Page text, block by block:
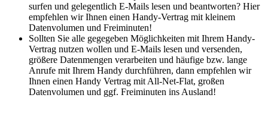
surfen und gelegentlich E-Mails lesen und beantworten? Hier
empfehlen wir Ihnen einen Handy-Vertrag mit kleinem
Datenvolumen und Freiminuten!
Sollten Sie alle gegegeben Möglichkeiten mit Ihrem Handy-
Vertrag nutzen wollen und E-Mails lesen und versenden,
größere Datenmengen verarbeiten und häufige bzw. lange
Anrufe mit Ihrem Handy durchführen, dann empfehlen wir
Ihnen einen Handy Vertrag mit All-Net-Flat, großen
Datenvolumen und ggf. Freiminuten ins Ausland!